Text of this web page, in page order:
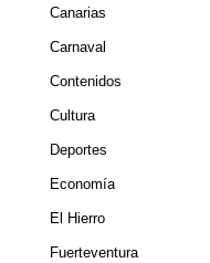
Canarias
Carnaval
Contenidos
Cultura
Deportes
Economía
El Hierro
Fuerteventura